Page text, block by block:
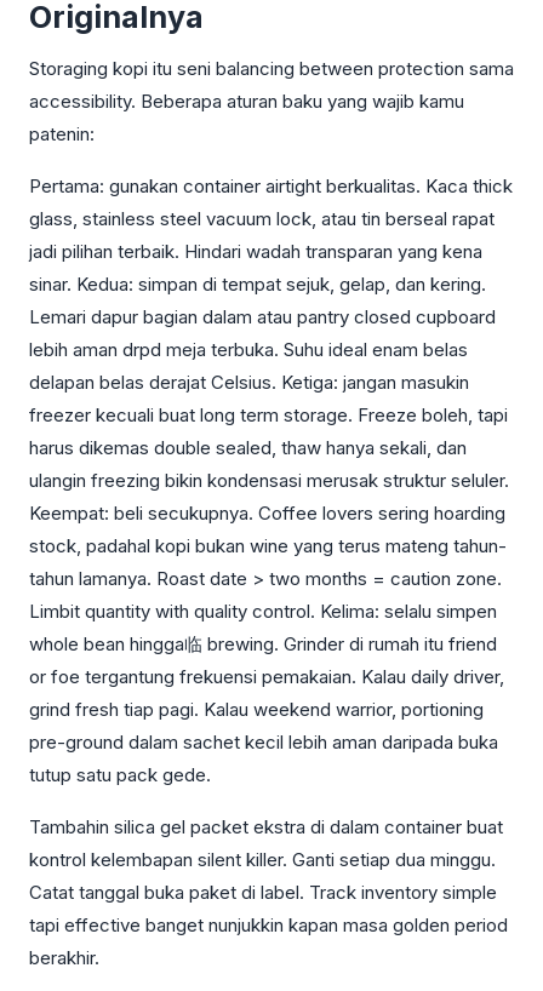
Originalnya
Storaging kopi itu seni balancing between protection sama
accessibility. Beberapa aturan baku yang wajib kamu
patenin:
Pertama: gunakan container airtight berkualitas. Kaca thick
glass, stainless steel vacuum lock, atau tin berseal rapat
jadi pilihan terbaik. Hindari wadah transparan yang kena
sinar. Kedua: simpan di tempat sejuk, gelap, dan kering.
Lemari dapur bagian dalam atau pantry closed cupboard
lebih aman drpd meja terbuka. Suhu ideal enam belas
delapan belas derajat Celsius. Ketiga: jangan masukin
freezer kecuali buat long term storage. Freeze boleh, tapi
harus dikemas double sealed, thaw hanya sekali, dan
ulangin freezing bikin kondensasi merusak struktur seluler.
Keempat: beli secukupnya. Coffee lovers sering hoarding
stock, padahal kopi bukan wine yang terus mateng tahun-
tahun lamanya. Roast date > two months = caution zone.
Limbit quantity with quality control. Kelima: selalu simpen
whole bean hingga临 brewing. Grinder di rumah itu friend
or foe tergantung frekuensi pemakaian. Kalau daily driver,
grind fresh tiap pagi. Kalau weekend warrior, portioning
pre-ground dalam sachet kecil lebih aman daripada buka
tutup satu pack gede.
Tambahin silica gel packet ekstra di dalam container buat
kontrol kelembapan silent killer. Ganti setiap dua minggu.
Catat tanggal buka paket di label. Track inventory simple
tapi effective banget nunjukkin kapan masa golden period
berakhir.